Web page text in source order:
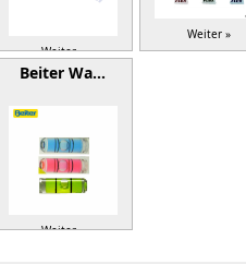
Weiter »
Weiter »
Beiter Wa…
Weiter »